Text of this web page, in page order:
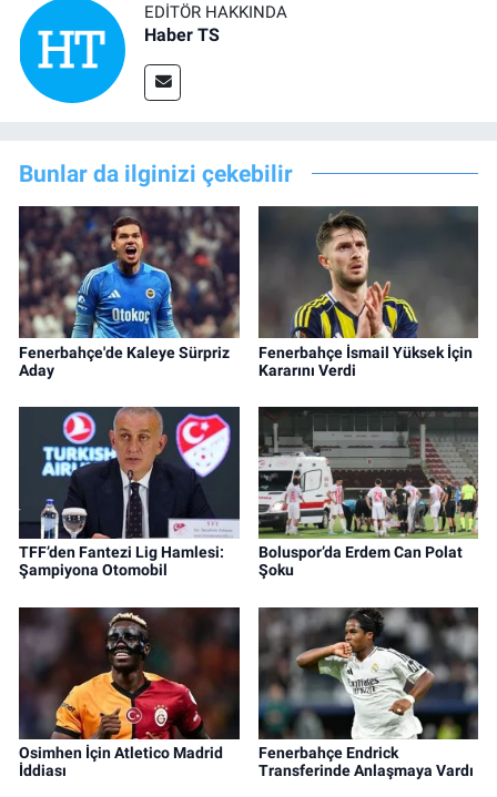
EDITÖR HAKKINDA
Haber TS
Bunlar da ilginizi çekebilir
Fenerbahçe'de Kaleye Sürpriz
Aday
Fenerbahçe İsmail Yüksek İçin
Kararını Verdi
TFF’den Fantezi Lig Hamlesi:
Şampiyona Otomobil
Boluspor’da Erdem Can Polat
Şoku
Osimhen İçin Atletico Madrid
İddiası
Fenerbahçe Endrick
Transferinde Anlaşmaya Vardı